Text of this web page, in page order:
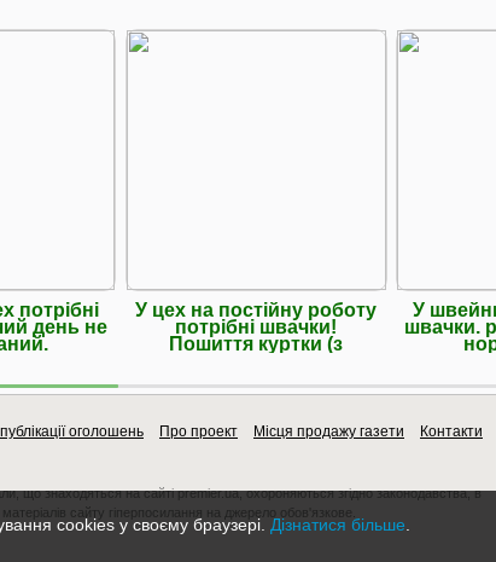
потрібні
день не
У цех на постійну роботу
потрібні швачки!
Пошиття куртки (з
У
швачки.
оголошень Про проект Місця продажу газети Контакти
що знаходяться на сайті premier.ua, охороняються згідно законодавства, в
сайту гіперпосилання на джерело обов'язкове.
cookies у своєму браузері. Дізнатися більше